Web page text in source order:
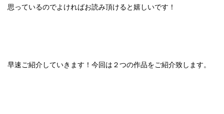
思っているのでよければお読み頂けると嬉しいです！
早速ご紹介していきます！今回は２つの作品をご紹介致します。